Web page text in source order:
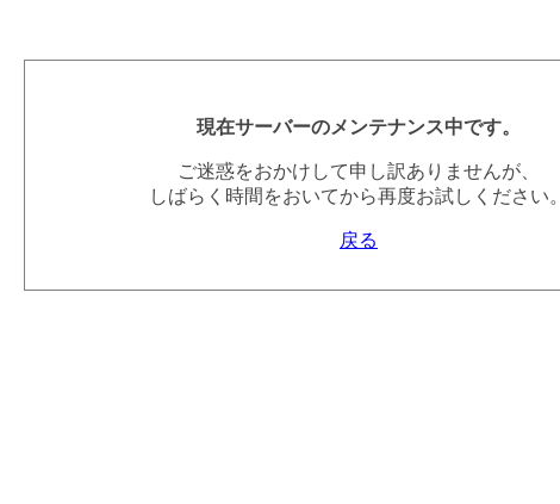
現在サーバーのメンテナンス中です。
ご迷惑をおかけして申し訳ありませんが、
しばらく時間をおいてから再度お試しください。
戻る